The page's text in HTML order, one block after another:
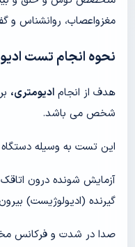
مغزواعصاب، روانشناس و
نحوه انجام تست
هدف از انجام ادیومتری،
شخص می باشد.
این تست به وسیله دستگاه
آزمایش شونده درون
گیرنده (ادیولوژیست)
صدا در شدت و فرکانس